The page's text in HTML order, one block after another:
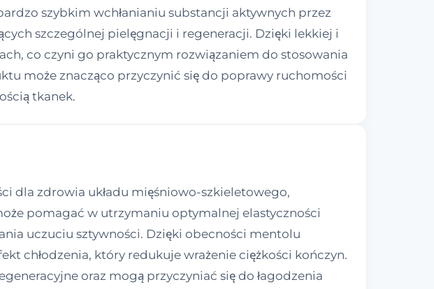
szybkim wchłanianiu substancji aktywnych przez
szczególnej pielęgnacji i regeneracji. Dzięki lekkiej i
co czyni go praktycznym rozwiązaniem do stosowania
może znacząco przyczynić się do poprawy ruchomości
tkanek.
dla zdrowia układu mięśniowo-szkieletowego,
pomagać w utrzymaniu optymalnej elastyczności
uczuciu sztywności. Dzięki obecności mentolu
chłodzenia, który redukuje wrażenie ciężkości kończyn.
oraz mogą przyczyniać się do łagodzenia